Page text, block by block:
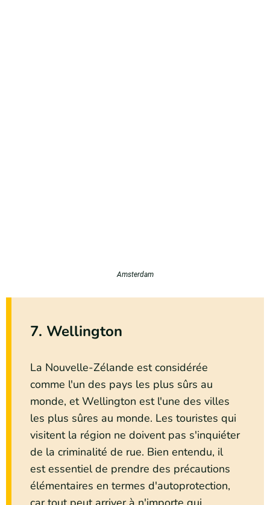
Amsterdam
7. Wellington
La Nouvelle-Zélande est considérée
comme l'un des pays les plus sûrs au
monde, et Wellington est l'une des villes
les plus sûres au monde. Les touristes qui
visitent la région ne doivent pas s'inquiéter
de la criminalité de rue. Bien entendu, il
est essentiel de prendre des précautions
élémentaires en termes d'autoprotection,